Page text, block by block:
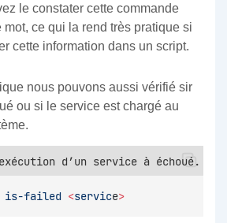
le constater cette commande
mot, ce qui la rend très pratique si
cette information dans un script.
nous pouvons aussi vérifié sir
ou si le service est chargé au
d’un service à échoué.
is-failed <service>